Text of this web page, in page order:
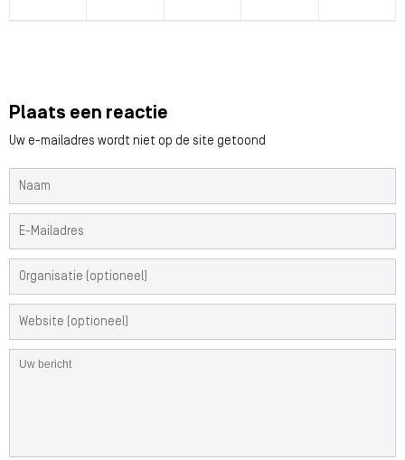
Plaats een reactie
Uw e-mailadres wordt niet op de site getoond